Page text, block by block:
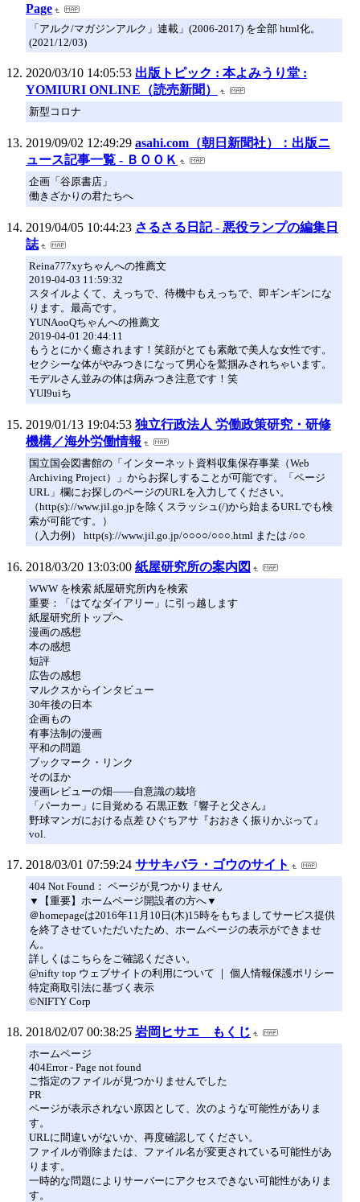
Page
「アルク/マガジンアルク」連載」(2006-2017) を全部 html化。
(2021/12/03)
2020/03/10 14:05:53 出版トピック : 本よみうり堂 :
YOMIURI ONLINE（読売新聞）
新型コロナ
2019/09/02 12:49:29 asahi.com（朝日新聞社）：出版ニ
ュース記事一覧 - ＢＯＯＫ
企画「谷原書店」
働きざかりの君たちへ
2019/04/05 10:44:23 さるさる日記 - 悪役ランプの編集日
誌
Reina777xyちゃんへの推薦文
2019-04-03 11:59:32
スタイルよくて、えっちで、待機中もえっちで、即ギンギンにな
ります。最高です。
YUNAooQちゃんへの推薦文
2019-04-01 20:44:11
もうとにかく癒されます！笑顔がとても素敵で美人な女性です。
セクシーな体がやみつきになって男心を鷲掴みされちゃいます。
モデルさん並みの体は病みつき注意です！笑
YUI9uiち
2019/01/13 19:04:53 独立行政法人 労働政策研究・研修
機構／海外労働情報
国立国会図書館の「インターネット資料収集保存事業（Web
Archiving Project）」からお探しすることが可能です。「ページ
URL」欄にお探しのページのURLを入力してください。
（http(s)://www.jil.go.jpを除くスラッシュ(/)から始まるURLでも検
索が可能です。）
（入力例） http(s)://www.jil.go.jp/○○○○/○○○.html または /○○
2018/03/20 13:03:00 紙屋研究所の案内図
WWW を検索 紙屋研究所内を検索
重要：「はてなダイアリー」に引っ越します
紙屋研究所トップへ
漫画の感想
本の感想
短評
広告の感想
マルクスからインタビュー
30年後の日本
企画もの
有事法制の漫画
平和の問題
ブックマーク・リンク
そのほか
漫画レビューの畑――自意識の栽培
「パーカー」に目覚める 石黒正数『響子と父さん』
野球マンガにおける点差 ひぐちアサ『おおきく振りかぶって』
vol.
2018/03/01 07:59:24 ササキバラ・ゴウのサイト
404 Not Found： ページが見つかりません
▼【重要】ホームページ開設者の方へ▼
＠homepageは2016年11月10日(木)15時をもちましてサービス提供
を終了させていただいたため、ホームページの表示ができませ
ん。
詳しくはこちらをご確認ください。
@nifty top ウェブサイトの利用について ｜ 個人情報保護ポリシー
特定商取引法に基づく表示
©NIFTY Corp
2018/02/07 00:38:25 岩岡ヒサエ もくじ
ホームページ
404Error - Page not found
ご指定のファイルが見つかりませんでした
PR
ページが表示されない原因として、次のような可能性がありま
す。
URLに間違いがないか、再度確認してください。
ファイルが削除または、ファイル名が変更されている可能性があ
ります。
一時的な問題によりサーバーにアクセスできない可能性がありま
す。